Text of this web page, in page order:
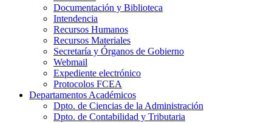
Documentación y Biblioteca
Intendencia
Recursos Humanos
Recursos Materiales
Secretaría y Órganos de Gobierno
Webmail
Expediente electrónico
Protocolos FCEA
Departamentos Académicos
Dpto. de Ciencias de la Administración
Dpto. de Contabilidad y Tributaria